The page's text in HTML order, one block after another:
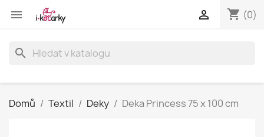
 shopping_cart (0)

search
Domů Textil Deky Deka Princess 75 x 100 cm